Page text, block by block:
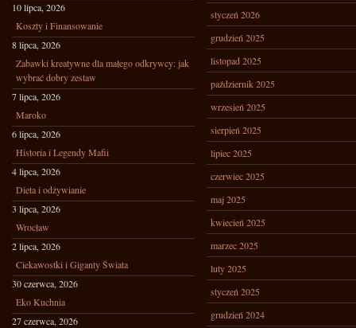
10 lipca, 2026
Koszty i Finansowanie
8 lipca, 2026
Zabawki kreatywne dla małego odkrywcy: jak
wybrać dobry zestaw
7 lipca, 2026
Maroko
6 lipca, 2026
Historia i Legendy Mafii
4 lipca, 2026
Dieta i odżywianie
3 lipca, 2026
Wrocław
2 lipca, 2026
Ciekawostki i Giganty Świata
30 czerwca, 2026
Eko Kuchnia
27 czerwca, 2026
styczeń 2026
grudzień 2025
listopad 2025
październik 2025
wrzesień 2025
sierpień 2025
lipiec 2025
czerwiec 2025
maj 2025
kwiecień 2025
marzec 2025
luty 2025
styczeń 2025
grudzień 2024